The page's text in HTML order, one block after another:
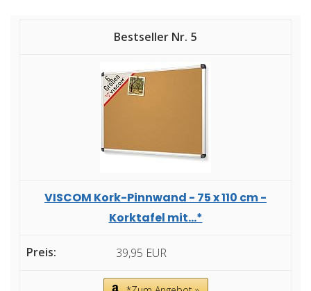
5
VISCOM Kork-Pinnwand - 75 x 110 cm -
Korktafel mit...*
39,95 EUR